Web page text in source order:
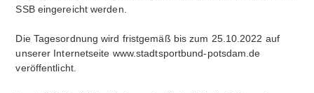
SSB eingereicht werden.
Die Tagesordnung wird fristgemäß bis zum 25.10.2022 auf
unserer Internetseite www.stadtsportbund-potsdam.de
veröffentlicht.